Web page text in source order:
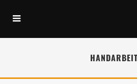
HANDARBEIT